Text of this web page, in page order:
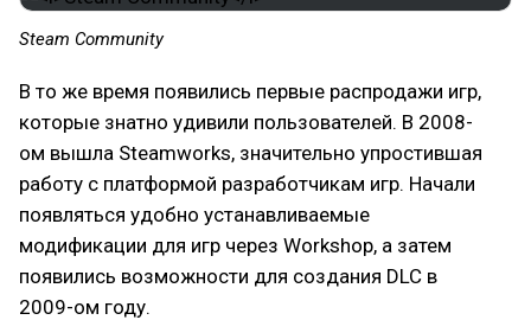
Steam Community
В то же время появились первые распродажи игр,
которые знатно удивили пользователей. В 2008-
ом вышла Steamworks, значительно упростившая
работу с платформой разработчикам игр. Начали
появляться удобно устанавливаемые
модификации для игр через Workshop, а затем
появились возможности для создания DLC в
2009-ом году.